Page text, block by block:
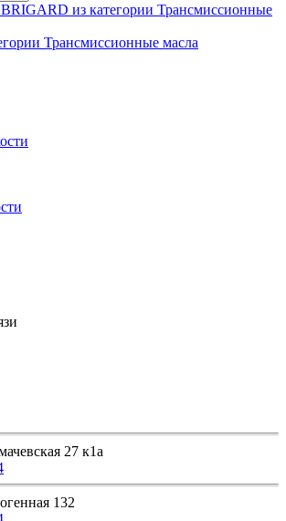
из категории Трансмиссионные
Трансмиссионные масла
27 к1а
132